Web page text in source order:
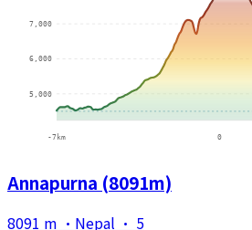
Annapurna (8091m)
8091 m · Nepal · 5